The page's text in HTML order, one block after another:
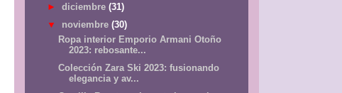
► diciembre (31)
▼ noviembre (30)
Ropa interior Emporio Armani Otoño
2023: rebosante...
Colección Zara Ski 2023: fusionando
elegancia y av...